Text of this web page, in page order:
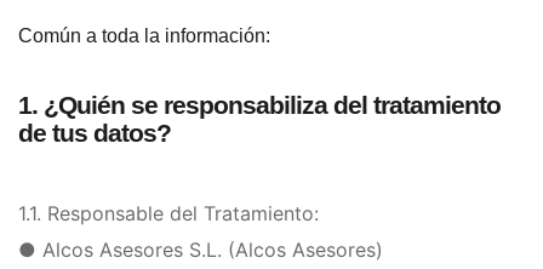
Común a toda la información:
1. ¿Quién se responsabiliza del tratamiento
de tus datos?
1.1. Responsable del Tratamiento:
● Alcos Asesores S.L. (Alcos Asesores)